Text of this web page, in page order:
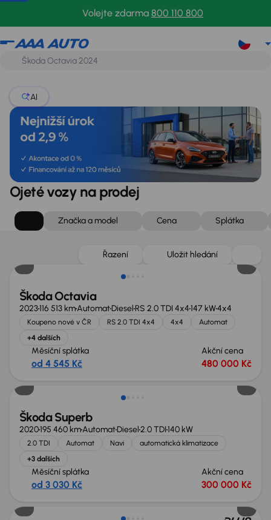
Volejte zdarma 800 110 800
AI
Ojeté vozy na prodej
Značka a model Cena Splátka
Řazení Uložit hledání
Zlevněno o 75 000 Kč
Škoda Octavia
2023116 513 kmAutomatDiesel RS 2.0 TDI 4x4147 kW4x4
Koupeno nové v ČR RS 2.0 TDI 4x4 4x4
Automat
+4 dalších
Měsíční splátka
od 4 545 Kč
Akční cena
480 000 Kč
Možnost odpočtu DPH
Škoda Superb
2020195 460 kmAutomatDiesel2.0 TDI140 kW
2.0 TDI Automat Navi
automatická klimatizace
+3 dalších
Měsíční splátka
od 3 030 Kč
Akční cena
300 000 Kč
Nově v nabídce